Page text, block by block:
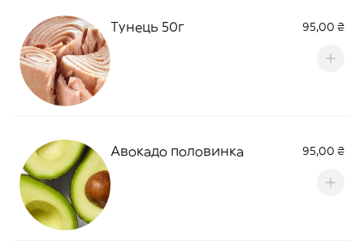
Тунець 50г 95,00 ₴
Авокадо половинка 95,00 ₴